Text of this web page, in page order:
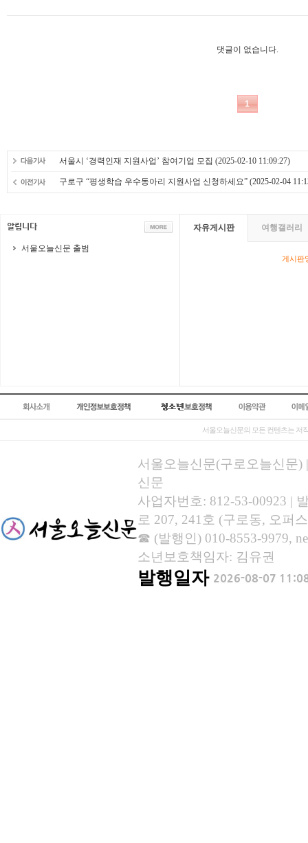
서울시 ‘경력인재 지원사업’ 참여기업 모집 (2025-02-10 11:09:27)
구로구 “평생학습 우수동아리 지원사업 신청하세요” (2025-02-04
서울오늘신문 출범
자유게시판 여행갤러리
게시판
서울오늘신문의 모든 컨텐츠는 저
서울오늘신문(구로오늘신문)
신문
사업자번호: 812-53-00923 |
로 207, 241호 (구로동, 오퍼
☎ (발행인) 010-8553-9979,
소년보호책임자: 김유권
발행일자